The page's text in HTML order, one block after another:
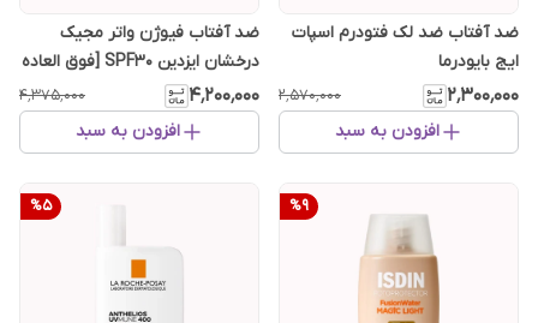
ضد آفتاب ضد لک فتودرم اسپات
ایج بایودرما
۲٬۳۰۰٬۰۰۰ ۲٬۵۷۰٬۰۰۰
افزودن به سبد
ضد آفتاب فیوژن واتر مجیک
درخشان ایزدین SPF30 [فوق العاده
سبک]
۴٬۲۰۰٬۰۰۰ ۴٬۳۷۵٬۰۰۰
افزودن به سبد
%9
%5